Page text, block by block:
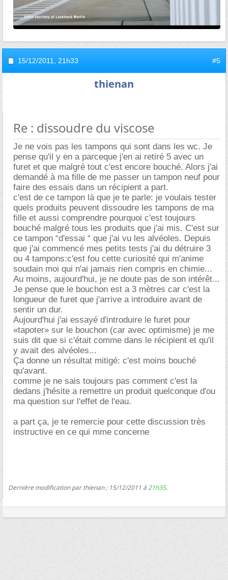
15/12/2011, 21h33 #5
thienan
Re : dissoudre du viscose
Je ne vois pas les tampons qui sont dans les wc. Je
pense qu'il y en a parceque j'en ai retiré 5 avec un
furet et que malgré tout c'est encore bouché. Alors j'ai
demandé à ma fille de me passer un tampon neuf pour
faire des essais dans un récipient a part.
c'est de ce tampon là que je te parle: je voulais tester
quels produits peuvent dissoudre les tampons de ma
fille et aussi comprendre pourquoi c'est toujours
bouché malgré tous les produits que j'ai mis. C'est sur
ce tampon “d'essai “ que j'ai vu les alvéoles. Depuis
que j'ai commencé mes petits tests j'ai du détruire 3
ou 4 tampons:c'est fou cette curiosité qui m'anime
soudain moi qui n'ai jamais rien compris en chimie...
Au moins, aujourd'hui, je ne doute pas de son intérêt...
Je pense que le bouchon est a 3 mètres car c'est la
longueur de furet que j'arrive a introduire avant de
sentir un dur.
Aujourd'hui j'ai essayé d'introduire le furet pour
«tapoter» sur le bouchon (car avec optimisme) je me
suis dit que si c'était comme dans le récipient et qu'il
y avait des alvéoles...
Ça donne un résultat mitigé: c'est moins bouché
qu'avant.
comme je ne sais toujours pas comment c'est la
dedans j'hésite a remettre un produit quelconque d'ou
ma question sur l'effet de l'eau.
a part ça, je te remercie pour cette discussion très
instructive en ce qui mme concerne
Dernière modification par thienan ; 15/12/2011 à21h35.